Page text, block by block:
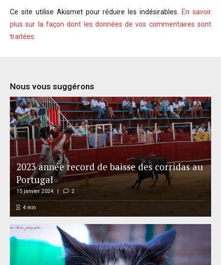
Ce site utilise Akismet pour réduire les indésirables. En savoir
plus sur la façon dont les données de vos commentaires sont
traitées.
Nous vous suggérons
2023 année record de baisse des corridas au
Portugal
15 janvier 2024 2
4min